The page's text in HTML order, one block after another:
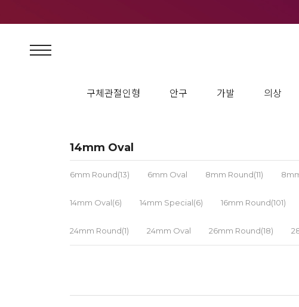
구체관절인형 안구 가발 의상
14mm Oval
6mm Round(13) 6mm Oval 8mm Round(11)
14mm Oval(6) 14mm Special(6) 16mm Round(101)
24mm Round(1) 24mm Oval 26mm Round(18)